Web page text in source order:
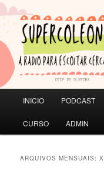
Saltar
ao
contido
principal
Saltar
ao
contido
secundario
A RADIO PARA
principal
INICIO PODCAST
CURSO ADMIN
ARQUIVOS MENSUAIS: